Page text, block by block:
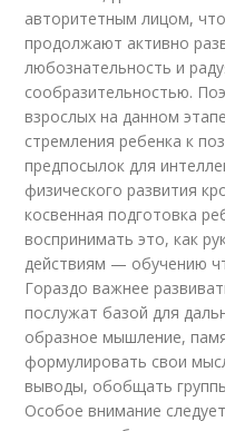
авторитетным лицом,
продолжают активно
любознательность и
сообразительностью.
взрослых на данном
стремления ребенка к
предпосылок для
физического развития
косвенная подготовка
воспринимать это, как
действиям — обучению
Гораздо важнее
послужат базой для
образное мышление,
формулировать свои
выводы, обобщать
Особое внимание